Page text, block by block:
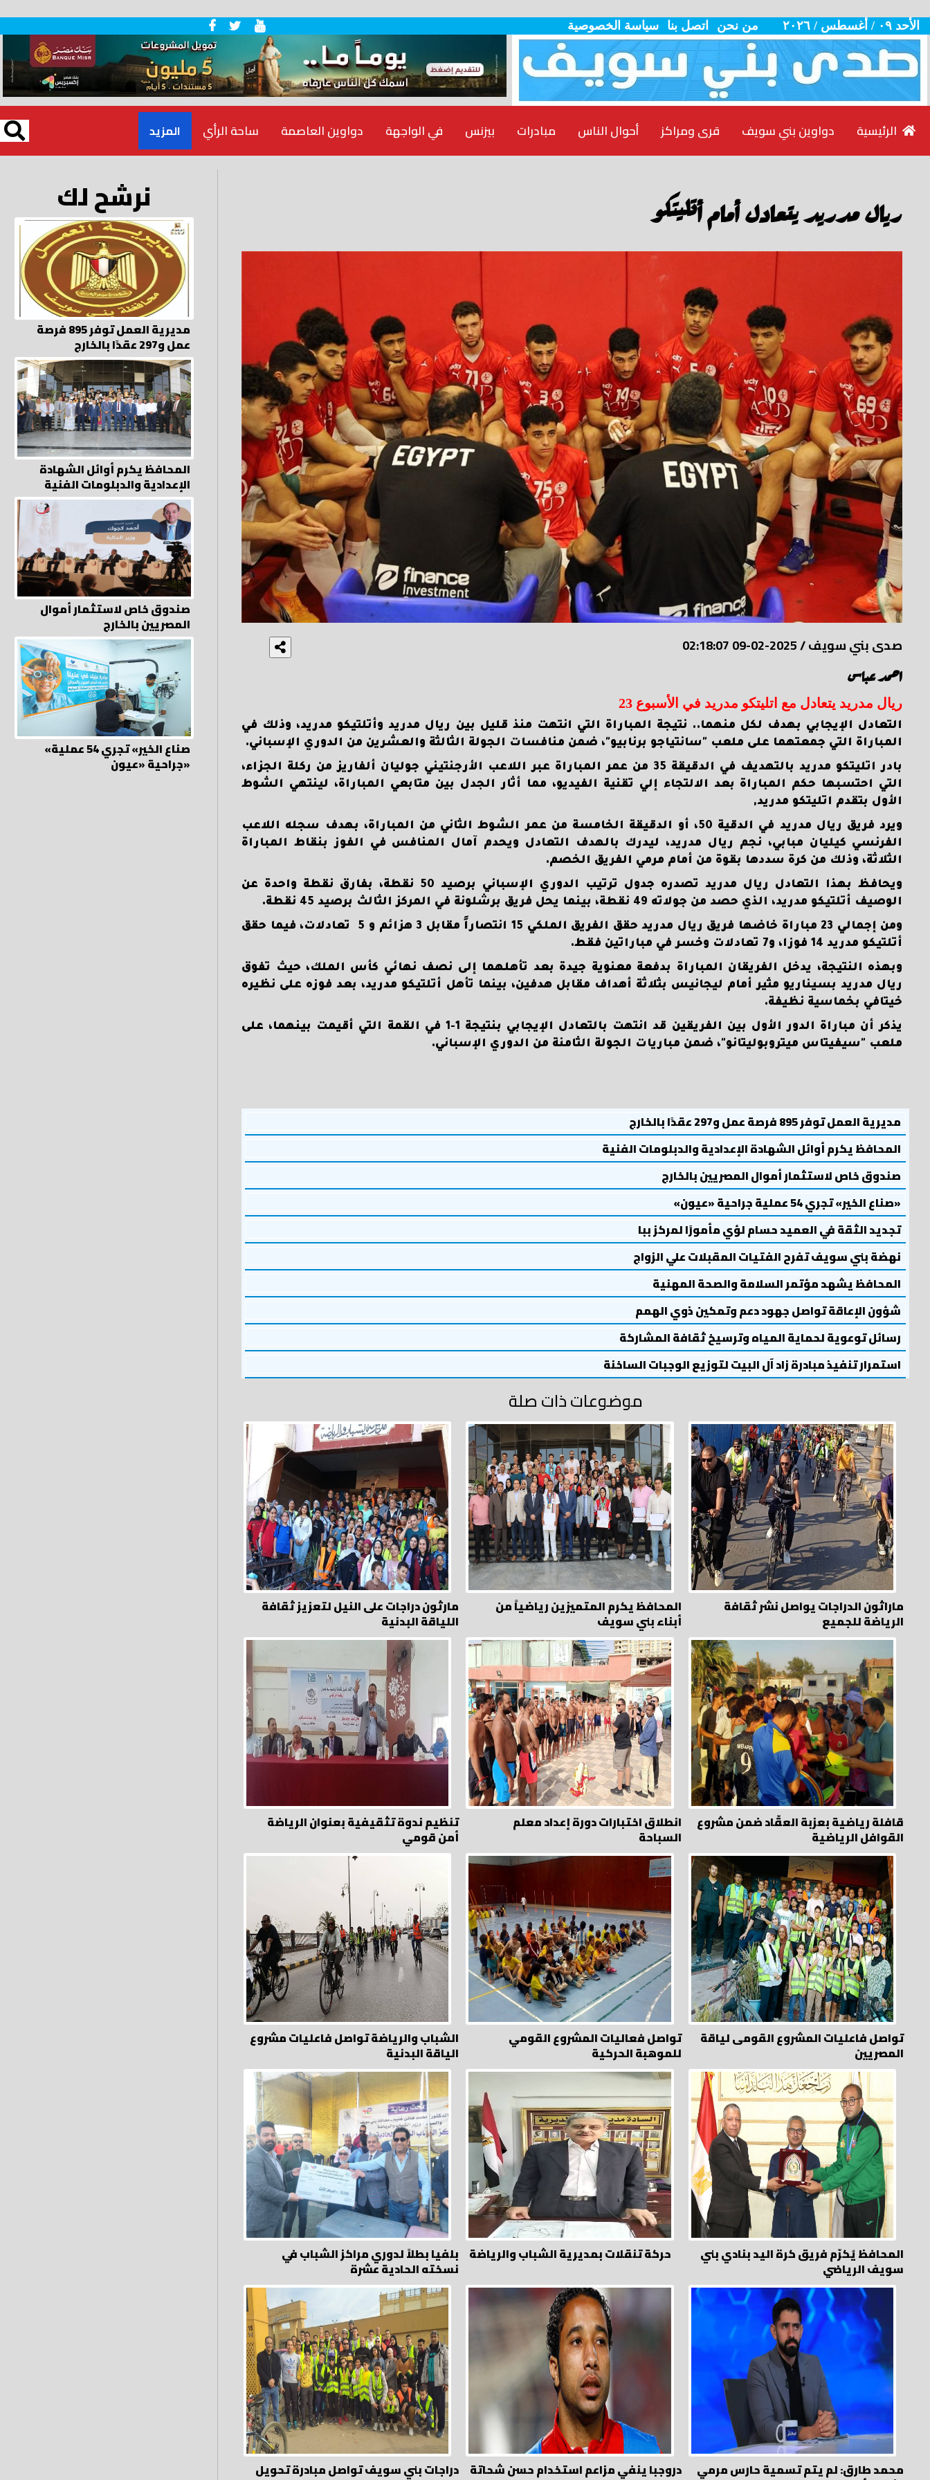
الأحد ٠٩ / أغسطس / ٢٠٢٦ من نحن اتصل بنا سياسة الخصوصية
المزيد ساحة الرأي دواوين العاصمة في الواجهة بيزنس مبادرات أحوال الناس قرى ومراكز دواوين بني سويف
ريال مدريد يتعادل أمام أتليتكو
صدى بني سويف/
2025-02-09 02:18:07
احمد عباس
ريال مدريد يتعادل مع اتليتكو مدريد في الأسبوع 23
التعادل الإيجابي بهدف لكل منهما.. نتيجة المباراة التي انتهت منذ قليل بين ريال مدريد وأتلتيكو مدريد، وذلك في
المباراة التي جمعتهما على ملعب "سانتياجو برنابيو"، ضمن منافسات الجولة الثالثة والعشرين من الدوري الإسباني.
بادر اتليتكو مدريد بالتهديف في الدقيقة 35 من عمر المباراة عبر اللاعب الأرجنتيني جوليان ألفاريز من ركلة الجزاء،
التي احتسبها حكم المباراة بعد الالتجاء إلي تقنية الفيديو، مما أثار الجدل بين متابعي المباراة، لينتهي الشوط
الأول بتقدم اتليتكو مدريد,
ويرد فريق ريال مدريد في الدقية 50، أو الدقيقة الخامسة من عمر الشوط الثاني من المباراة، بهدف سجله اللاعب
الفرنسي كيليان مبابي، نجم ريال مدريد، ليدرك بالهدف التعادل ويحدم آمال المنافس في الفوز بنقاط المباراة
الثلاثة، وذلك من كرة سددها بقوة من أمام مرمي الفريق الخصم.
ويحافظ بهذا التعادل ريال مدريد تصدره جدول ترتيب الدوري الإسباني برصيد 50 نقطة، بفارق نقطة واحدة عن
الوصيف أتلتيكو مدريد، الذي حصد من جولاته 49 نقطة، بينما يحل فريق برشلونة في المركز الثالث برصيد 45 نقطة.
ومن إجمالي 23 مباراة خاضها فريق ريال مدريد حقق الفريق الملكي 15 انتصاراً مقابل 3 هزائم و 5 تعادلات، فيما حقق
أتلتيكو مدريد 14 فوزا، و7 تعادلات وخسر في مباراتين فقط.
وبهذه النتيجة، يدخل الفريقان المباراة بدفعة معنوية جيدة بعد تأهلهما إلى نصف نهائي كأس الملك، حيث تفوق
ريال مدريد بسيناريو مثير أمام ليجانيس بثلاثة أهداف مقابل هدفين، بينما تأهل أتلتيكو مدريد، بعد فوزه على نظيره
خيتافي بخماسية نظيفة.
يذكر أن مباراة الدور الأول بين الفريقين قد انتهت بالتعادل الإيجابي بنتيجة 1-1 في القمة التي أقيمت بينهما، على
ملعب "سيفيتاس ميتروبوليتانو"، ضمن مباريات الجولة الثامنة من الدوري الإسباني.
مديرية العمل توفر 895 فرصة عمل و297 عقدًا بالخارج
المحافظ يكرم أوائل الشهادة الإعدادية والدبلومات الفنية
صندوق خاص لاستثمار أموال المصريين بالخارج
«صناع الخير» تجري 54 عملية جراحية «عيون»
تجديد الثقة في العميد حسام لؤي مأمورًا لمركز ببا
نهضة بني سويف تفرح الفتيات المقبلات علي الزواج
المحافظ يشهد مؤتمر السلامة والصحة المهنية
شؤون الإعاقة تواصل جهود دعم وتمكين ذوي الهمم
رسائل توعوية لحماية المياه وترسيخ ثقافة المشاركة
استمرار تنفيذ مبادرة زاد آل البيت لتوزيع الوجبات الساخنة
موضوعات ذات صلة
ماراثون الدراجات يواصل نشر ثقافة
الرياضة للجميع
المحافظ يكرم المتميزين رياضياً من
أبناء بني سويف
مارثون دراجات على النيل لتعزيز ثقافة
اللياقة البدنية
قافلة رياضية بعزبة العقّاد ضمن مشروع
القوافل الرياضية
انطلاق اختبارات دورة إعداد معلم
السباحة
تنظيم ندوة تثقيفية بعنوان الرياضة
أمن قومي
تواصل فاعليات المشروع القومى لياقة
المصريين
تواصل فعاليات المشروع القومي
للموهبة الحركية
الشباب والرياضة تواصل فاعليات مشروع
الياقة البدنية
المحافظ يُكرّم فريق كرة اليد بنادي بني
سويف الرياضي
بلفيا بطلاً لدوري مراكز الشباب في
نسخته الحادية عشرة
محمد طارق: لم يتم تسمية حارس مرمي دروجبا ينفي مزاعم استخدام حسن شحاتة دراجات بني سويف تواصل مبادرة تحويل
نرشح لك
مديرية العمل توفر 895 فرصة
عمل و297 عقدًا بالخارج
المحافظ يكرم أوائل الشهادة
الإعدادية والدبلومات الفنية
صندوق خاص لاستثمار أموال
المصريين بالخارج
«صناع الخير» تجري 54 عملية
جراحية «عيون»